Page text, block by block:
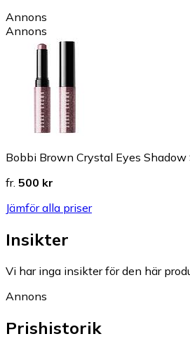
Annons
Annons
Bobbi Brown Crystal Eyes Shadow
fr. 500 kr
Jämför alla priser
Insikter
Vi har inga insikter för den här
Annons
Prishistorik